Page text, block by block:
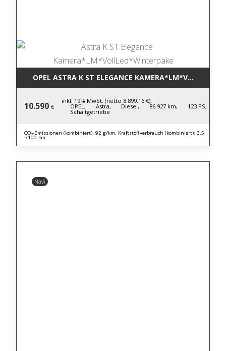
OPEL ASTRA K ST ELEGANCE
10.590 €
inkl. 19% MwSt. (netto 8.899,16 €),
OPEL, Astra, Diesel, 86.927 km, 123 PS,
Schaltgetriebe
CO₂-Emissionen (kombiniert): 92 g/km, Kraftstoffverbrauch (kombiniert): 3,5
l/100 km
Navi